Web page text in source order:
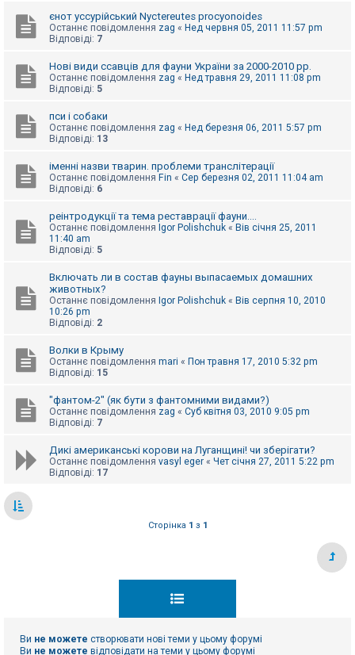
м
г
єнот уссурійський Nyctereutes procyonoides
Останнє повідомлення zag « Нед червня 05, 2011 11:57 pm
Відповіді: 7
Нові види ссавців для фауни України за 2000-2010 рр.
Останнє повідомлення zag « Нед травня 29, 2011 11:08 pm
Відповіді: 5
пси і собаки
Останнє повідомлення zag « Нед березня 06, 2011 5:57 pm
Відповіді: 13
іменні назви тварин. проблеми транслітерації
Останнє повідомлення Fin « Сер березня 02, 2011 11:04 am
Відповіді: 6
реінтродукції та тема реставрації фауни....
Останнє повідомлення Igor Polishchuk « Вів січня 25, 2011
11:40 am
Відповіді: 5
Включать ли в состав фауны выпасаемых домашних
животных?
Останнє повідомлення Igor Polishchuk « Вів серпня 10, 2010
10:26 pm
Відповіді: 2
Волки в Крыму
Останнє повідомлення mari « Пон травня 17, 2010 5:32 pm
Відповіді: 15
"фантом-2" (як бути з фантомними видами?)
Останнє повідомлення zag « Суб квітня 03, 2010 9:05 pm
Відповіді: 7
Дикі американські корови на Луганщині! чи зберігати?
Останнє повідомлення vasyl eger « Чет січня 27, 2011 5:22 pm
Відповіді: 17
Сторінка 1 з 1
Ви не можете створювати нові теми у цьому форумі
Ви не можете відповідати на теми у цьому форумі